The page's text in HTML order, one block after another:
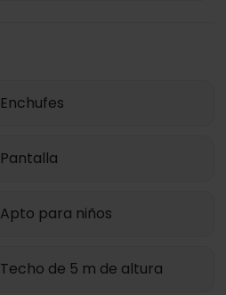
Enchufes
Pantalla
Apto para niños
Techo de 5 m de altura